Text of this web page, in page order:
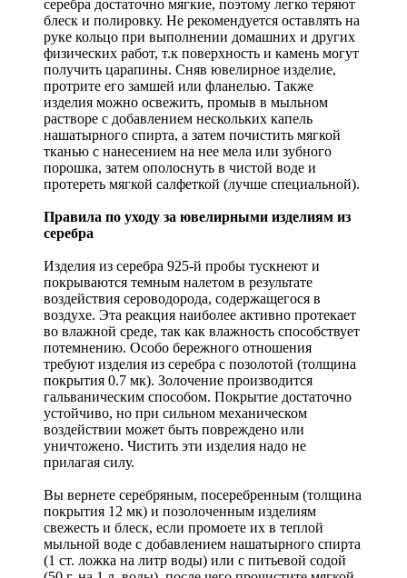
серебра достаточно мягкие, поэтому легко теряют
блеск и полировку. Не рекомендуется оставлять на
руке кольцо при выполнении домашних и других
физических работ, т.к поверхность и камень могут
получить царапины. Сняв ювелирное изделие,
протрите его замшей или фланелью. Также
изделия можно освежить, промыв в мыльном
растворе с добавлением нескольких капель
нашатырного спирта, а затем почистить мягкой
тканью с нанесением на нее мела или зубного
порошка, затем ополоснуть в чистой воде и
протереть мягкой салфеткой (лучше специальной).
Правила по уходу за ювелирными изделиям из
серебра
Изделия из серебра 925-й пробы тускнеют и
покрываются темным налетом в результате
воздействия сероводорода, содержащегося в
воздухе. Эта реакция наиболее активно протекает
во влажной среде, так как влажность способствует
потемнению. Особо бережного отношения
требуют изделия из серебра с позолотой (толщина
покрытия 0.7 мк). Золочение производится
гальваническим способом. Покрытие достаточно
устойчиво, но при сильном механическом
воздействии может быть повреждено или
уничтожено. Чистить эти изделия надо не
прилагая силу.
Вы вернете серебряным, посеребренным (толщина
покрытия 12 мк) и позолоченным изделиям
свежесть и блеск, если промоете их в теплой
мыльной воде с добавлением нашатырного спирта
(1 ст. ложка на литр воды) или с питьевой содой